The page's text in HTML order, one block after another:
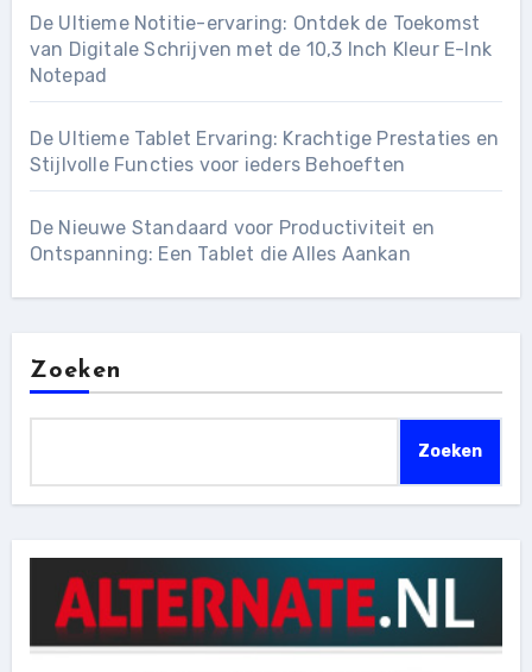
De Ultieme Notitie-ervaring: Ontdek de Toekomst
van Digitale Schrijven met de 10,3 Inch Kleur E-Ink
Notepad
De Ultieme Tablet Ervaring: Krachtige Prestaties en
Stijlvolle Functies voor ieders Behoeften
De Nieuwe Standaard voor Productiviteit en
Ontspanning: Een Tablet die Alles Aankan
Zoeken
Zoeken